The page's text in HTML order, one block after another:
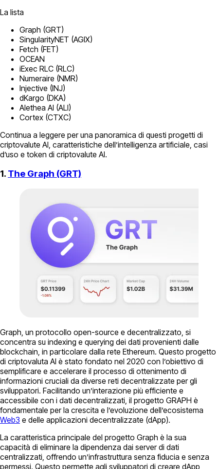
La lista
Graph (GRT)
SingularityNET (AGIX)
Fetch (FET)
OCEAN
iExec RLC (RLC)
Numeraire (NMR)
Injective (INJ)
dKargo (DKA)
Alethea AI (ALI)
Сortex (CTXC)
Continua a leggere per una panoramica di questi progetti di
criptovalute AI, caratteristiche dell’intelligenza artificiale, casi
d’uso e token di criptovalute AI.
1. The Graph (GRT)
Graph, un protocollo open-source e decentralizzato, si
concentra su indexing e querying dei dati provenienti dalle
blockchain, in particolare dalla rete Ethereum. Questo progetto
di criptovaluta AI è stato fondato nel 2020 con l’obiettivo di
semplificare e accelerare il processo di ottenimento di
informazioni cruciali da diverse reti decentralizzate per gli
sviluppatori. Facilitando un’interazione più efficiente e
accessibile con i dati decentralizzati, il progetto GRAPH è
fondamentale per la crescita e l’evoluzione dell’ecosistema
Web3 e delle applicazioni decentralizzate (dApp).
La caratteristica principale del progetto Graph è la sua
capacità di eliminare la dipendenza dai server di dati
centralizzati, offrendo un’infrastruttura senza fiducia e senza
permessi. Questo permette agli sviluppatori di creare dApp